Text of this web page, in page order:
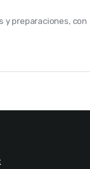
y preparaciones, con